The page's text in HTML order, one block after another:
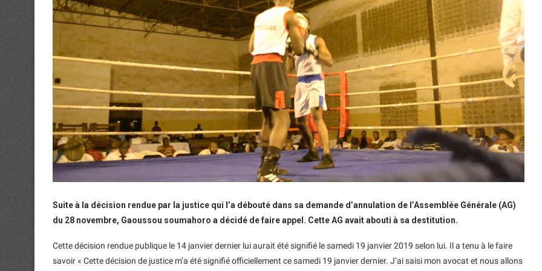
Suite à la décision rendue par la justice qui l’a débouté dans sa demande d’annulation de l’Assemblée Générale (AG)
du 28 novembre, Gaoussou soumahoro a décidé de faire appel. Cette AG avait abouti à sa destitution.
Cette décision rendue publique le 14 janvier dernier lui aurait été signifié le samedi 19 janvier 2019 selon lui. Il a tenu à le faire
savoir « Cette décision de justice m’a été signifié officiellement ce samedi 19 janvier dernier. J’ai saisi mon avocat et nous allons